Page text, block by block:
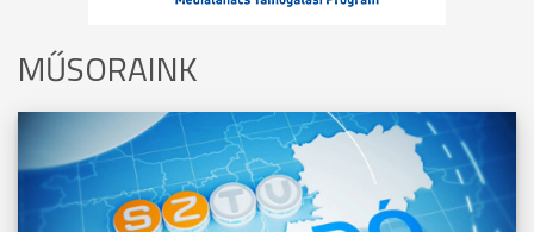
MŰSORAINK